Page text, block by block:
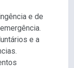
e de
e a